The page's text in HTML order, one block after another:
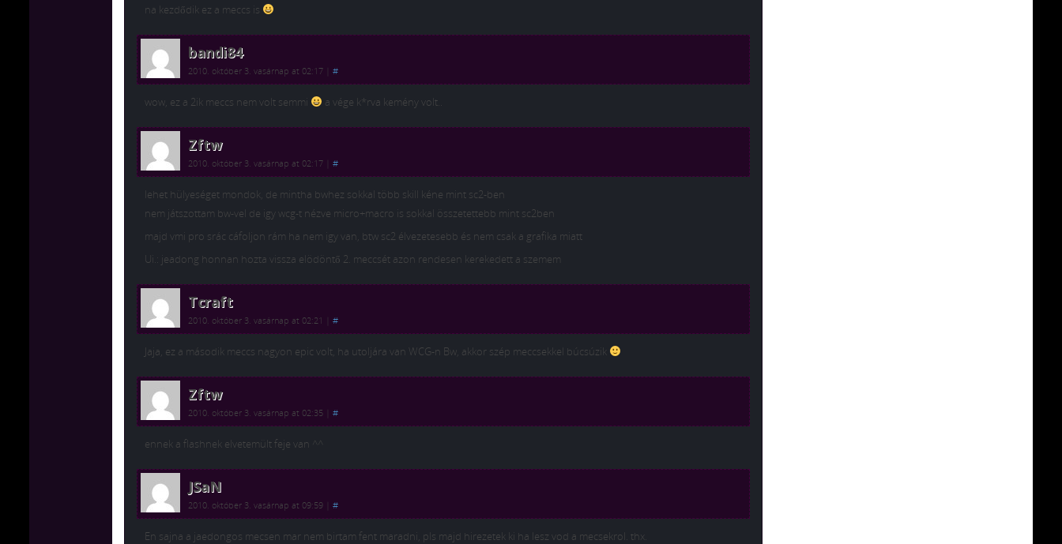
na kezdődik ez a meccs is
bandi84
2010. október 3. vasárnap at 02:17 #
wow, ez a 2ik meccs nem volt semmi a vége k*rva kemény volt..
Zftw
2010. október 3. vasárnap at 02:17 #
lehet hülyeséget mondok, de mintha bwhez sokkal több skill kéne mint sc2-ben
nem játszottam bw-vel de igy wcg-t nézve micro+macro is sokkal összetettebb mint sc2ben
majd vmi pro srác cáfoljon rám ha nem igy van, btw sc2 élvezetesebb és nem csak a grafika miatt
Ui.: jeadong honnan hozta vissza elödöntő 2. meccsét azon rendesen kerekedett a szemem
Tcraft
2010. október 3. vasárnap at 02:21 #
Jaja, ez a második meccs nagyon epic volt, ha utoljára van WCG-n Bw, akkor szép meccsekkel búcsúzik
Zftw
2010. október 3. vasárnap at 02:35 #
ennek a flashnek elvetemült feje van ^^
JSaN
2010. október 3. vasárnap at 09:59 #
En sajna a jaedongos mecsen mar nem birtam fent maradni, pls majd hirezetek ki ha lesz vod a mecsekrol. thx.